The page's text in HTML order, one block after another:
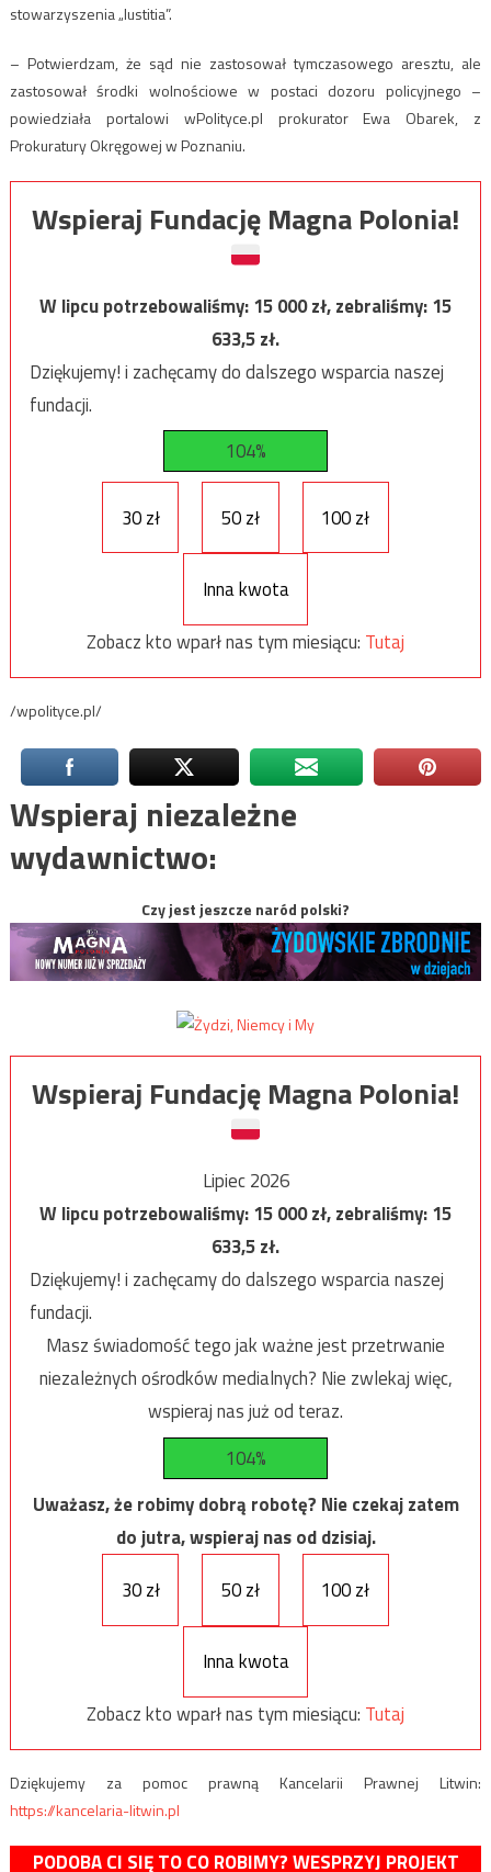
stowarzyszenia „Iustitia”.
– Potwierdzam, że sąd nie zastosował tymczasowego aresztu, ale
zastosował środki wolnościowe w postaci dozoru policyjnego –
powiedziała portalowi wPolityce.pl prokurator Ewa Obarek, z
Prokuratury Okręgowej w Poznaniu.
Wspieraj Fundację Magna Polonia!
W lipcu potrzebowaliśmy:15 000zł, zebraliśmy:15
633,5zł.
Dziękujemy! i zachęcamy do dalszego wsparcia naszej
fundacji.
104%
30 zł 50 zł 100 zł
Inna kwota
Zobacz kto wparł nas tym miesiącu: Tutaj
/wpolityce.pl/
Wspieraj niezależne
wydawnictwo:
Czy jest jeszcze naród polski?
Wspieraj Fundację Magna Polonia!
Lipiec 2026
W lipcu potrzebowaliśmy:15 000zł, zebraliśmy:15
633,5zł.
Dziękujemy! i zachęcamy do dalszego wsparcia naszej
fundacji.
Masz świadomość tego jak ważne jest przetrwanie
niezależnych ośrodków medialnych? Nie zwlekaj więc,
wspieraj nas już od teraz.
104%
Uważasz, że robimy dobrą robotę? Nie czekaj zatem
do jutra, wspieraj nas od dzisiaj.
30 zł
50 zł 100 zł
Inna kwota
Zobacz kto wparł nas tym miesiącu: Tutaj
Dziękujemy za pomoc prawną Kancelarii Prawnej Litwin:
https://kancelaria-litwin.pl
PODOBA CI SIĘ TO CO ROBIMY? WESPRZYJ PROJEKT